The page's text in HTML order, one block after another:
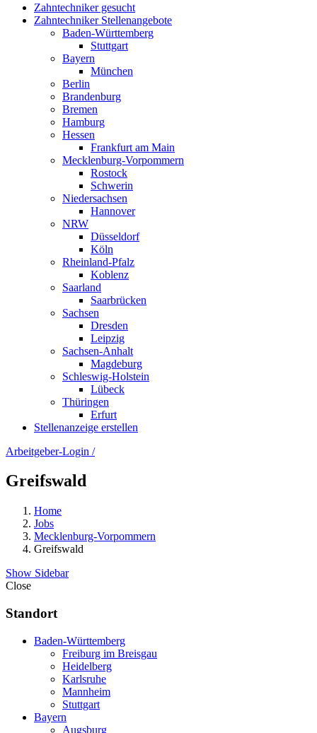
Zahntechniker gesucht
Zahntechniker Stellenangebote
Baden-Württemberg
Stuttgart
Bayern
München
Berlin
Brandenburg
Bremen
Hamburg
Hessen
Frankfurt am Main
Mecklenburg-Vorpommern
Rostock
Schwerin
Niedersachsen
Hannover
NRW
Düsseldorf
Köln
Rheinland-Pfalz
Koblenz
Saarland
Saarbrücken
Sachsen
Dresden
Leipzig
Sachsen-Anhalt
Magdeburg
Schleswig-Holstein
Lübeck
Thüringen
Erfurt
Stellenanzeige erstellen
Arbeitgeber-Login /
Greifswald
Home
Jobs
Mecklenburg-Vorpommern
Greifswald
Show Sidebar
Close
Standort
Baden-Württemberg
Freiburg im Breisgau
Heidelberg
Karlsruhe
Mannheim
Stuttgart
Bayern
Augsburg